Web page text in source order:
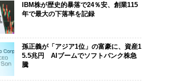
IBM株が歴史的暴落で24％安、創業115
年で最大の下落率を記録
孫正義が「アジア1位」の富豪に、資産1
5.5兆円 AIブームでソフトバンク株急
騰